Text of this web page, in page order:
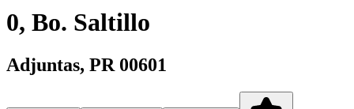
0, Bo. Saltillo
Adjuntas, PR 00601